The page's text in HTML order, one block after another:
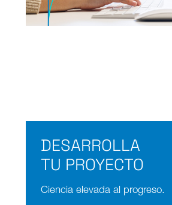
DESARROLLA
TU PROYECTO
Ciencia elevada al progreso.